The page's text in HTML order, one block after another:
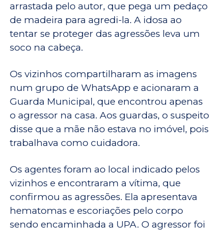
arrastada pelo autor, que pega um pedaço
de madeira para agredi-la. A idosa ao
tentar se proteger das agressões leva um
soco na cabeça.
Os vizinhos compartilharam as imagens
num grupo de WhatsApp e acionaram a
Guarda Municipal, que encontrou apenas
o agressor na casa. Aos guardas, o suspeito
disse que a mãe não estava no imóvel, pois
trabalhava como cuidadora.
Os agentes foram ao local indicado pelos
vizinhos e encontraram a vítima, que
confirmou as agressões. Ela apresentava
hematomas e escoriações pelo corpo
sendo encaminhada a UPA. O agressor foi